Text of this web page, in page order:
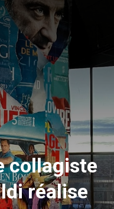
collagiste
réalise